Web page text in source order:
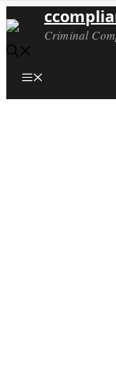
Criminal
Menü